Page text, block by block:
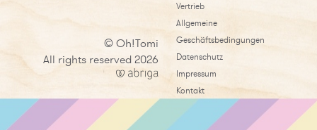
Vertrieb
Allgemeine
Geschäftsbedingungen
Datenschutz
Impressum
Kontakt
© Oh!Tomi
All rights reserved 2026